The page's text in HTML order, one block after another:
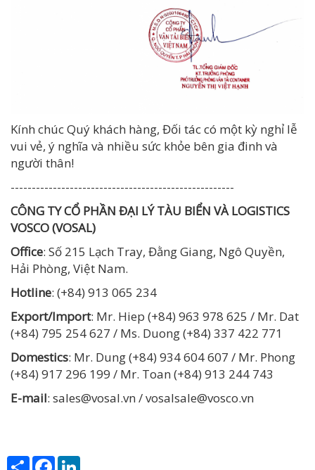
Kính chúc Quý khách hàng, Đối tác có một kỳ nghỉ lễ
vui vẻ, ý nghĩa và nhiều sức khỏe bên gia đinh và
người thân!
-----------------------------------------------------
CÔNG TY CỔ PHẦN ĐẠI LÝ TÀU BIỂN VÀ LOGISTICS
VOSCO (VOSAL)
Office: Số 215 Lạch Tray, Đằng Giang, Ngô Quyền,
Hải Phòng, Việt Nam.
Hotline: (+84) 913 065 234
Export/Import: Mr. Hiep (+84) 963 978 625 / Mr. Dat
(+84) 795 254 627 / Ms. Duong (+84) 337 422 771
Domestics: Mr. Dung (+84) 934 604 607 / Mr. Phong
(+84) 917 296 199 / Mr. Toan (+84) 913 244 743
E-mail: sales@vosal.vn / vosalsale@vosco.vn
Share Facebook